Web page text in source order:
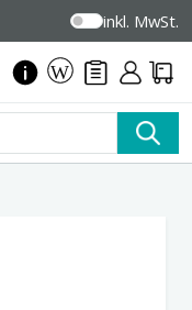
inkl. MwSt.